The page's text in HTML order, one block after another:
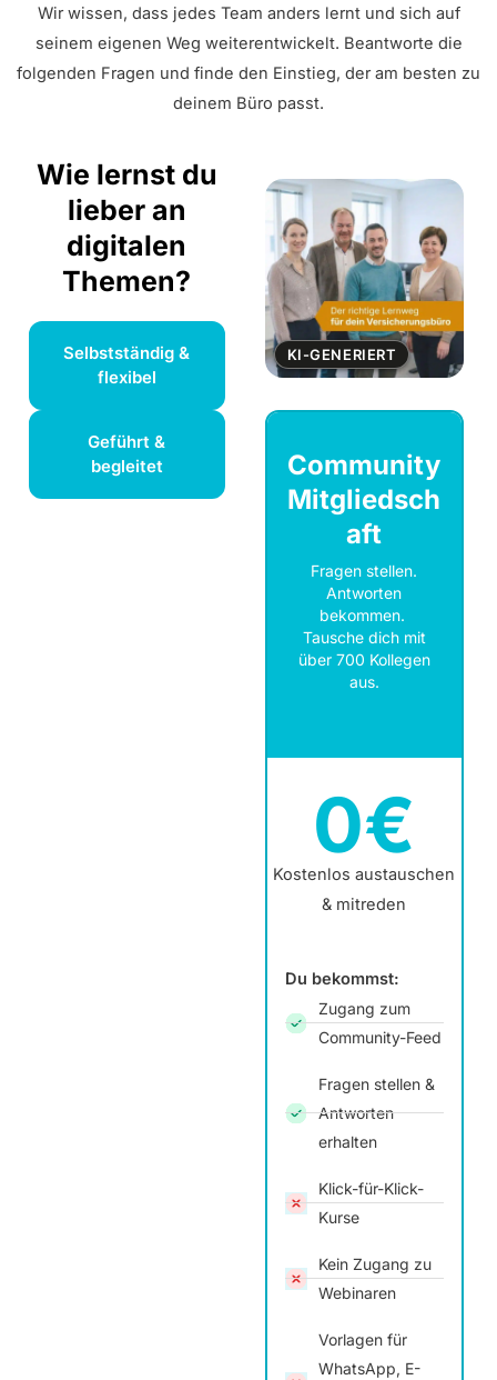
Wir wissen, dass jedes Team anders lernt und sich auf
seinem eigenen Weg weiterentwickelt. Beantworte die
folgenden Fragen und finde den Einstieg, der am besten zu
deinem Büro passt.
Wie lernst du
lieber an
digitalen
Themen?
Selbstständig &
flexibel
Geführt &
begleitet
KI-GENERIERT
Community
Mitgliedsch
aft
Fragen stellen.
Antworten
bekommen.
Tausche dich mit
über 700 Kollegen
aus.
0€
Kostenlos austauschen
& mitreden
Du bekommst:
Zugang zum
Community-Feed
Fragen stellen &
Antworten
erhalten
Klick-für-Klick-
Kurse
Kein Zugang zu
Webinaren
Vorlagen für
WhatsApp, E-